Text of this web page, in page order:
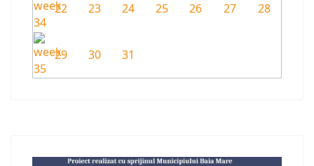
22 23 24 25 26 27 28
29 30 31